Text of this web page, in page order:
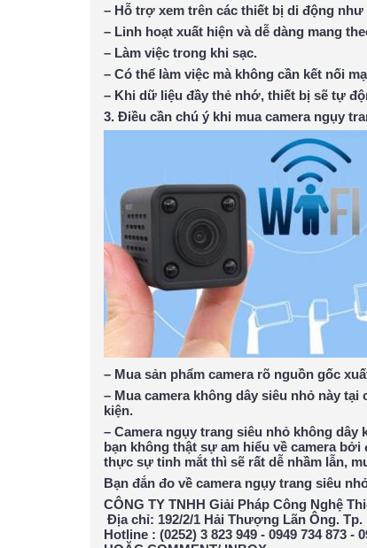
– Hỗ trợ xem trên các thiết bị di động
– Linh hoạt xuất hiện và dễ dàng mang
– Làm việc trong khi sạc.
– Có thể làm việc mà không cần kết nối
– Khi dữ liệu đầy thẻ nhớ, thiết bị sẽ tự
3. Điều cần chú ý khi mua camera ngụy
– Mua sản phẩm camera rõ nguồn gốc
– Mua camera không dây siêu nhỏ này
kiện.
– Camera ngụy trang siêu nhỏ không
bạn không thật sự am hiểu về camera
thực sự tinh mắt thì sẽ rất dễ nhầm lẫn,
Bạn đắn đo về camera ngụy trang siêu
CÔNG TY TNHH Giải Pháp Công Nghệ
Địa chỉ: 192/2/1 Hải Thượng Lãn Ông.
Hotline : (0252) 3 823 949 - 0949 734 873 -